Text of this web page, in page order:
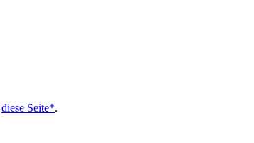
diese Seite*.